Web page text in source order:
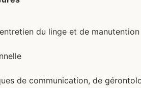
du linge et de manutention
de communication, de